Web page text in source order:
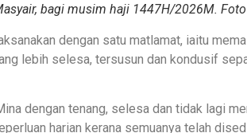
bagi musim haji 1447H/2026M. Foto
dengan satu matlamat, iaitu
lebih selesa, tersusun dan kondusif
dengan tenang, selesa dan tidak lagi
harian kerana semuanya telah